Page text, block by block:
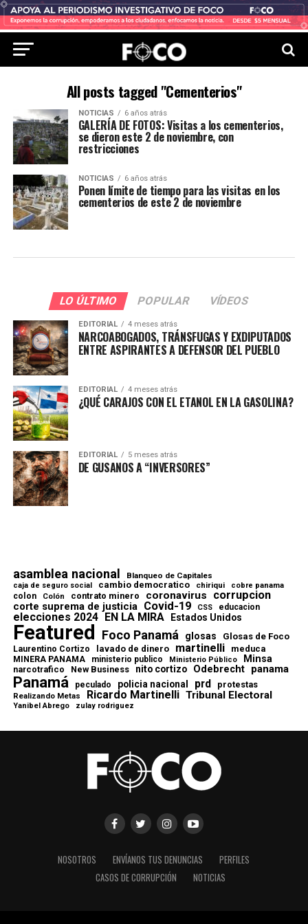
All posts tagged "Cementerios"
NOTICIAS 6 años atrás
GALERÍA DE FOTOS: Visitas a los cementerios,
se dieron este 2 de noviembre, con
restricciones
NOTICIAS 6 años atrás
Ponen límite de tiempo para las visitas en los
cementerios de este 2 de noviembre
LO ÚLTIMO POPULAR VÍDEOS
EDITORIAL 4 meses atrás
NARCOABOGADOS, TRÁNSFUGAS Y EXDIPUTADOS
ENTRE ASPIRANTES A DEFENSOR DEL PUEBLO
EDITORIAL 4 meses atrás
¿QUÉ CARAJOS CON EL ETANOL EN LA GASOLINA?
EDITORIAL 5 meses atrás
DE GUSANOS A “INVERSORES”
asamblea nacional Blanqueo de Capitales
caja de seguro social cambio democratico chiriqui cobre panama
colon Colón contrato minero coronavirus corrupcion
corte suprema de justicia Covid-19 CSS educacion
elecciones 2024 EN LA MIRA Estados Unidos
Featured Foco Panamá glosas Glosas de Foco
Laurentino Cortizo lavado de dinero martinelli meduca
MINERA PANAMA ministerio publico Ministerio Público Minsa
narcotrafico New Business nito cortizo Odebrecht panama
Panamá peculado policia nacional prd protestas
Realizando Metas Ricardo Martinelli Tribunal Electoral
Yanibel Abrego zulay rodriguez
NOSOTROS ENVÍANOS TUS DENUNCIAS
PERFILES
CASOS DE CORRUPCIÓN
NOTICIAS